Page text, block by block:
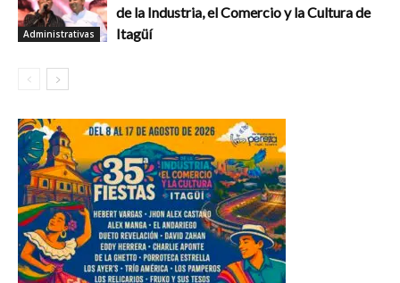
Administrativas
de la Industria, el Comercio y la Cultura de
Itagüí